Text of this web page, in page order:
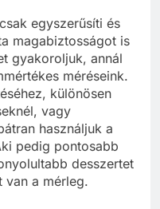
egyszerűsíti és
magabiztosságot is
gyakoroljuk, annál
méréseink.
különösen
vagy
használjuk a
pedig pontosabb
desszertet
van a mérleg.